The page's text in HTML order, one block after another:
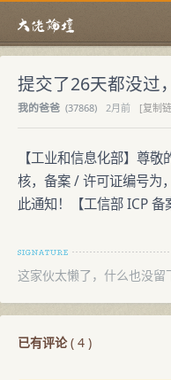
提交了26天都没过
我的爸爸 (37868) 2月前
[复制
【工业和信息化部】尊
核，备案 / 许可证编号为
此通知！【工信部 ICP 备
这家伙太懒了，什么也没留
已有评论( 4 )